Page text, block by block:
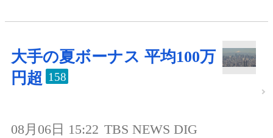
大手の夏ボーナス 平均100万
円超 158
08月06日 15:22 TBS NEWS DIG